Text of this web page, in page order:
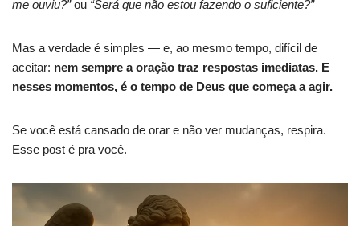
me ouviu?”ou “Será que não estou fazendo o suficiente?”
Mas a verdade é simples — e, ao mesmo tempo, difícil de
aceitar: nem sempre a oração traz respostas imediatas. E
nesses momentos, é o tempo de Deus que começa a agir.
Se você está cansado de orar e não ver mudanças, respira.
Esse post é pra você.